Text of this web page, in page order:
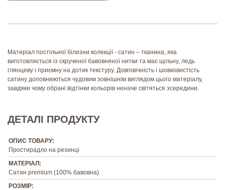
Матеріал постільної білизни колекції - сатин – тканина, яка
виготовляється із скрученої бавовняної нитки та має щільну, ледь
глянцеву і приємну на дотик текстуру. Довговічність і шовковистість
сатину доповнюються чудовим зовнішнім виглядом цього матеріалу,
завдяки чому обрані відтінки кольорів неначе світяться зсередини.
ДЕТАЛІ ПРОДУКТУ
ОПИС ТОВАРУ:
Простирадло на резинці
МАТЕРІАЛ:
Сатин premium (100% бавовна)
РОЗМІР: